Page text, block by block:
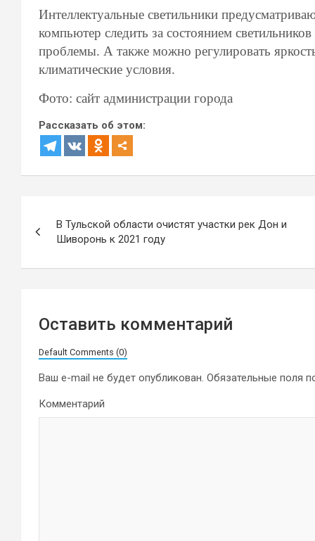
Интеллектуальные светильники
компьютер следить за состоянием
проблемы. А также можно регулировать
климатические условия.
Фото: сайт администрации города
Рассказать об этом:
по
записям
В Тульской области очистят участки рек Дон и
Шиворонь к 2021 году
Оставить комментарий
Default Comments (0)
Ваш e-mail не будет опубликован. Обязательные поля
Комментарий